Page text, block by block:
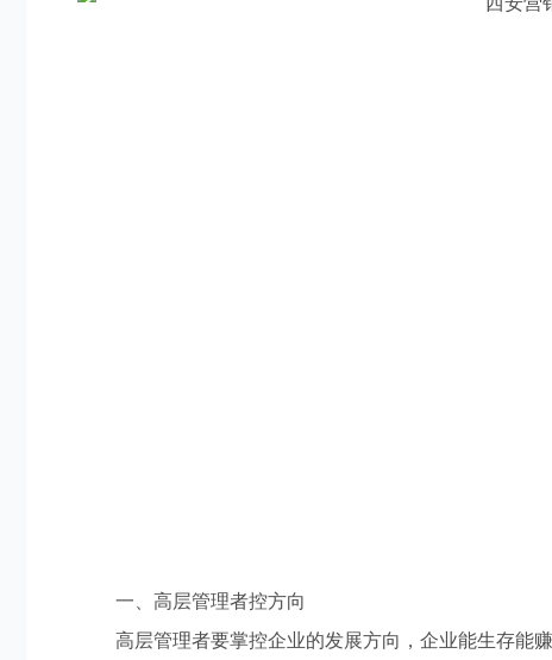
一、高层管理者控方向
高层管理者要掌控企业的发展方向，企业能生存能赚